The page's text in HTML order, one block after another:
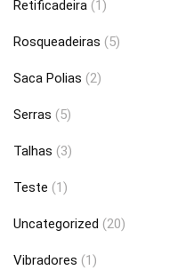
Retificadeira (1)
Rosqueadeiras (5)
Saca Polias (2)
Serras (5)
Talhas (3)
Teste (1)
Uncategorized (20)
Vibradores (1)